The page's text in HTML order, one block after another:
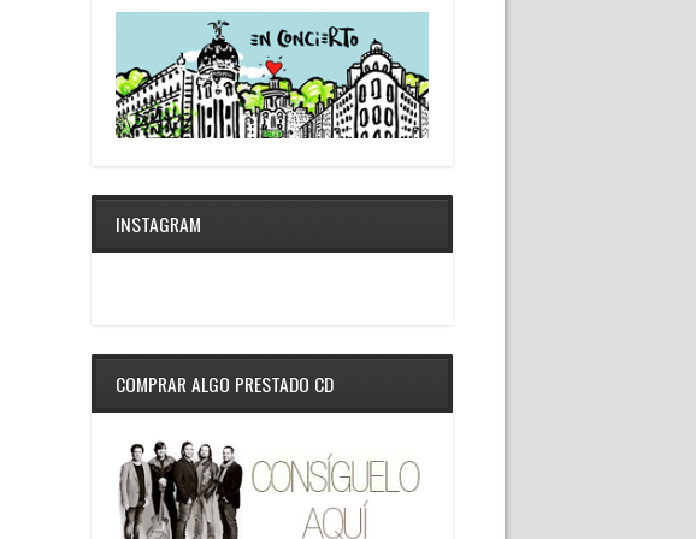
INSTAGRAM
COMPRAR ALGO PRESTADO CD